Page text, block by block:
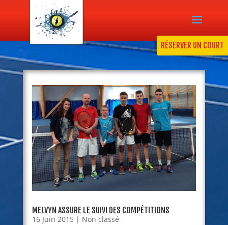
RÉSERVER UN COURT
MELVYN ASSURE LE SUIVI DES COMPÉTITIONS
16 Juin 2015 | Non classé